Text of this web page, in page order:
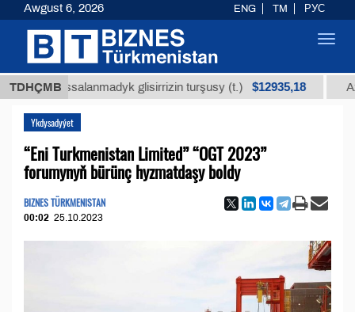
TDHÇMB
arassalanmadyk glisirrizin turşusy (t.) $12935,18 Az
Ykdysadyýet
“Eni Turkmenistan Limited” “OGT 2023”
forumynyň bürünç hyzmatdaşy boldy
BIZNES TÜRKMENISTAN
00:02 25.10.2023
Awgust 6, 2026 ENG TM РУС